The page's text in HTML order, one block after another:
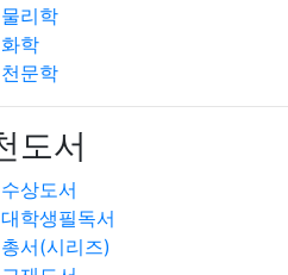
물리학
화학
천문학
도서
수상도서
대학생필독서
총서(시리즈)